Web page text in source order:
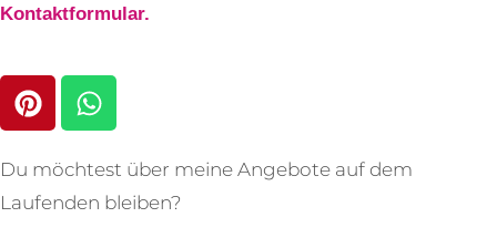
Kontaktformular.
Du möchtest über meine Angebote auf dem
Laufenden bleiben?